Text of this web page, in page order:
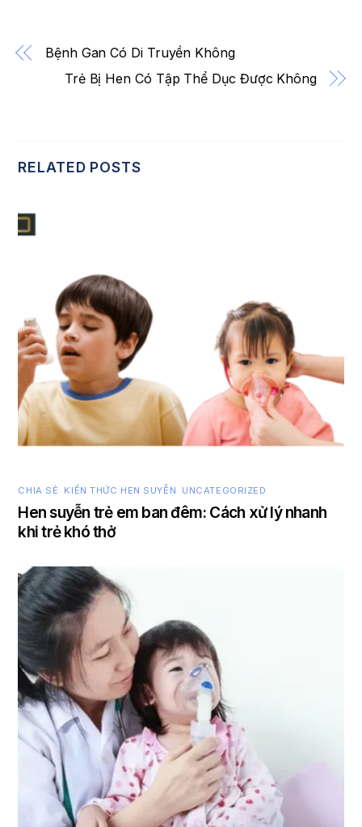
Bệnh Gan Có Di Truyền Không
Trẻ Bị Hen Có Tập Thể Dục Được Không
RELATED POSTS
CHIA SẺ KIẾN THỨC HEN SUYỄN UNCATEGORIZED
Hen suyễn trẻ em ban đêm: Cách xử lý nhanh
khi trẻ khó thở